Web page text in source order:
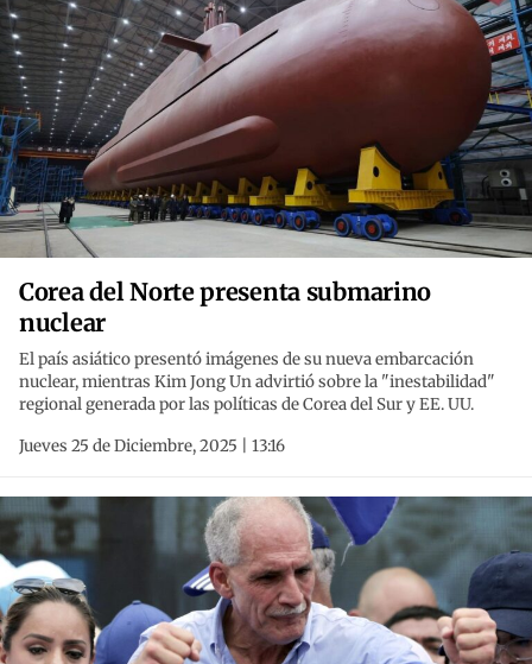
Corea del Norte presenta submarino
nuclear
El país asiático presentó imágenes de su nueva embarcación
nuclear, mientras Kim Jong Un advirtió sobre la "inestabilidad"
regional generada por las políticas de Corea del Sur y EE. UU.
Jueves 25 de Diciembre, 2025 | 13:16